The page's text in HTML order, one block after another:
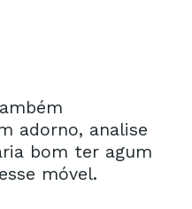
adorno, analise
bom ter agum
móvel.